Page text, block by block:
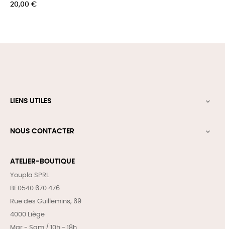
Prix
20,00 €
LIENS UTILES 
NOUS CONTACTER 
ATELIER-BOUTIQUE
Youpla SPRL
BE0540.670.476
Rue des Guillemins, 69
4000 Liège